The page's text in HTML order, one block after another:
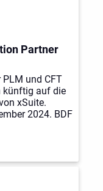
Partner
PLM und CFT
künftig auf die
xSuite.
2024. BDF